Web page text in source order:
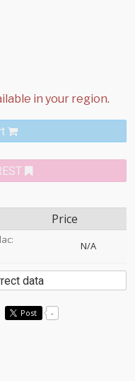
Price
N/A
data
Post -